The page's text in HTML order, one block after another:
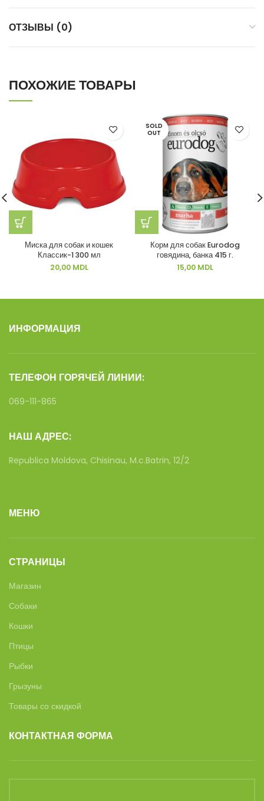
ОТЗЫВЫ (0)
ПОХОЖИЕ ТОВАРЫ
Миска для собак и кошек
Классик-1 300 мл
20,00 MDL
SOLD
OUT
Корм для собак Eurodog
говядина, банка 415 г.
15,00 MDL
ИНФОРМАЦИЯ
ТЕЛЕФОН ГОРЯЧЕЙ ЛИНИИ:
069-111-865
НАШ АДРЕС:
Republica Moldova, Chisinau, M.c.Batrin, 12/2
МЕНЮ
СТРАНИЦЫ
Магазин
Собаки
Кошки
Птицы
Рыбки
Грызуны
Товары со скидкой
КОНТАКТНАЯ ФОРМА